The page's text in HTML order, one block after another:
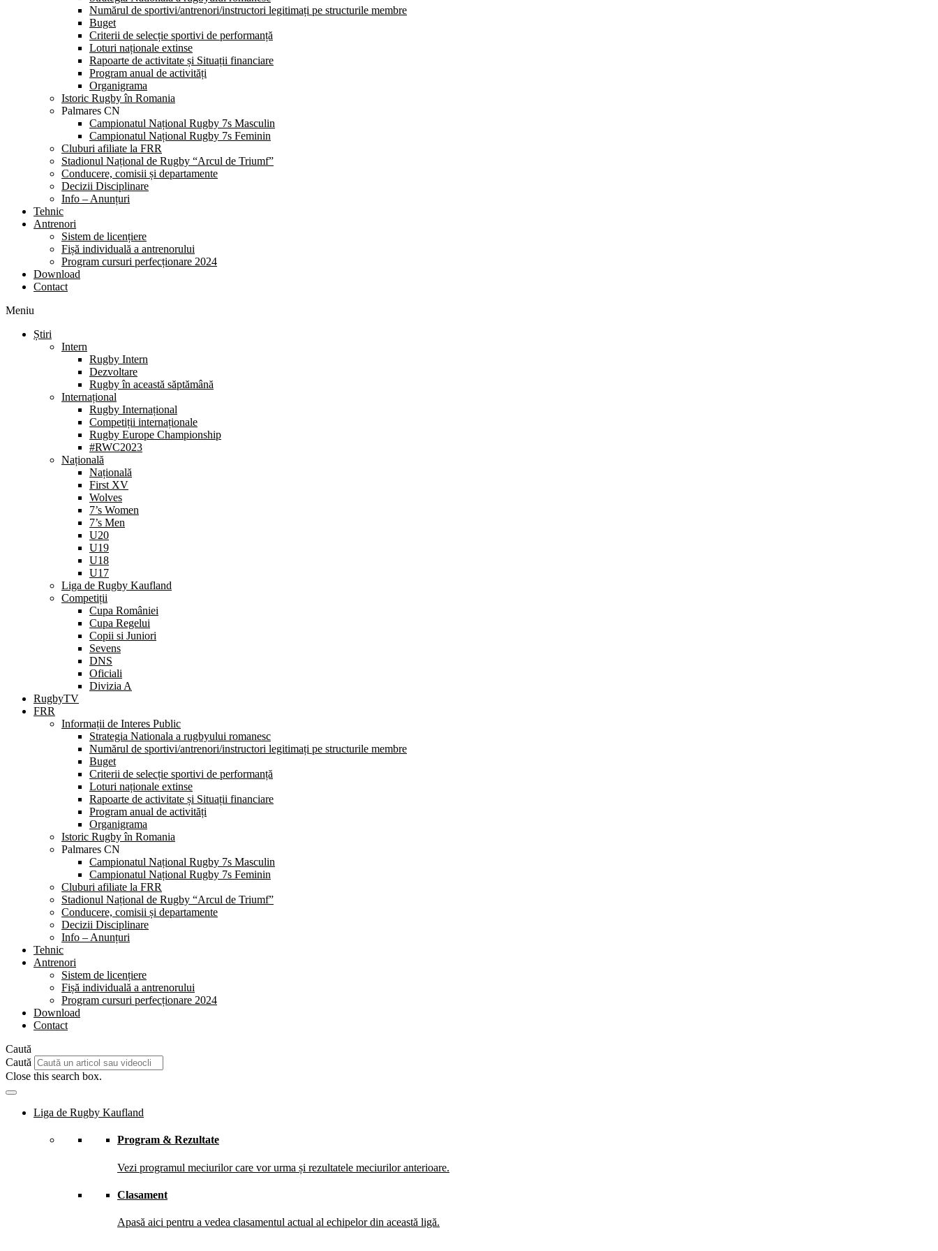
Numărul de sportivi/antrenori/instructori legitimați pe structurile membre
Buget
Criterii de selecție sportivi de performanță
Loturi naționale extinse
Rapoarte de activitate și Situații financiare
Program anual de activități
Organigrama
Istoric Rugby în Romania
Palmares CN
Campionatul Național Rugby 7s Masculin
Campionatul Național Rugby 7s Feminin
Cluburi afiliate la FRR
Stadionul Național de Rugby “Arcul de Triumf”
Conducere, comisii și departamente
Decizii Disciplinare
Info – Anunțuri
Tehnic
Antrenori
Sistem de licențiere
Fișă individuală a antrenorului
Program cursuri perfecționare 2024
Download
Contact
Meniu
Știri
Intern
Rugby Intern
Dezvoltare
Rugby în această săptămână
Internațional
Rugby Internațional
Competiții internaționale
Rugby Europe Championship
#RWC2023
Națională
Națională
First XV
Wolves
7’s Women
7’s Men
U20
U19
U18
U17
Liga de Rugby Kaufland
Competiții
Cupa României
Cupa Regelui
Copii si Juniori
Sevens
DNS
Oficiali
Divizia A
RugbyTV
FRR
Informații de Interes Public
Strategia Nationala a rugbyului romanesc
Numărul de sportivi/antrenori/instructori legitimați pe structurile membre
Buget
Criterii de selecție sportivi de performanță
Loturi naționale extinse
Rapoarte de activitate și Situații financiare
Program anual de activități
Organigrama
Istoric Rugby în Romania
Palmares CN
Campionatul Național Rugby 7s Masculin
Campionatul Național Rugby 7s Feminin
Cluburi afiliate la FRR
Stadionul Național de Rugby “Arcul de Triumf”
Conducere, comisii și departamente
Decizii Disciplinare
Info – Anunțuri
Tehnic
Antrenori
Sistem de licențiere
Fișă individuală a antrenorului
Program cursuri perfecționare 2024
Download
Contact
Caută
Caută
Close this search box.
Liga de Rugby Kaufland
Program & Rezultate
Vezi programul meciurilor care vor urma și rezultatele meciurilor anterioare.
Clasament
Apasă aici pentru a vedea clasamentul actual al echipelor din această ligă.